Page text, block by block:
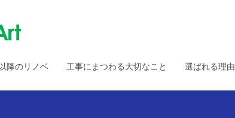
降のリノベ 工事にまつわる大切なこと 選ばれる理由